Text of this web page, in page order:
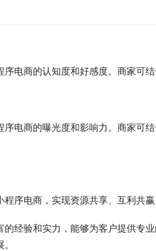
电商的认知度和好感度。商家可
电商的曝光度和影响力。商家可
序电商，实现资源共享、互利共赢
经验和实力，能够为客户提供专